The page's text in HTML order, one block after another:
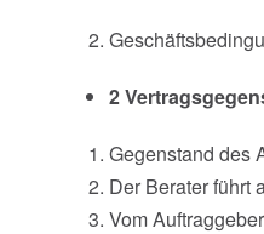
2
Gegenstand des
Der Berater führt
Vom